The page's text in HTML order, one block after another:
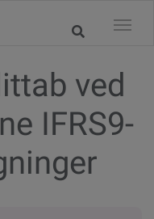
ved
IFRS9-